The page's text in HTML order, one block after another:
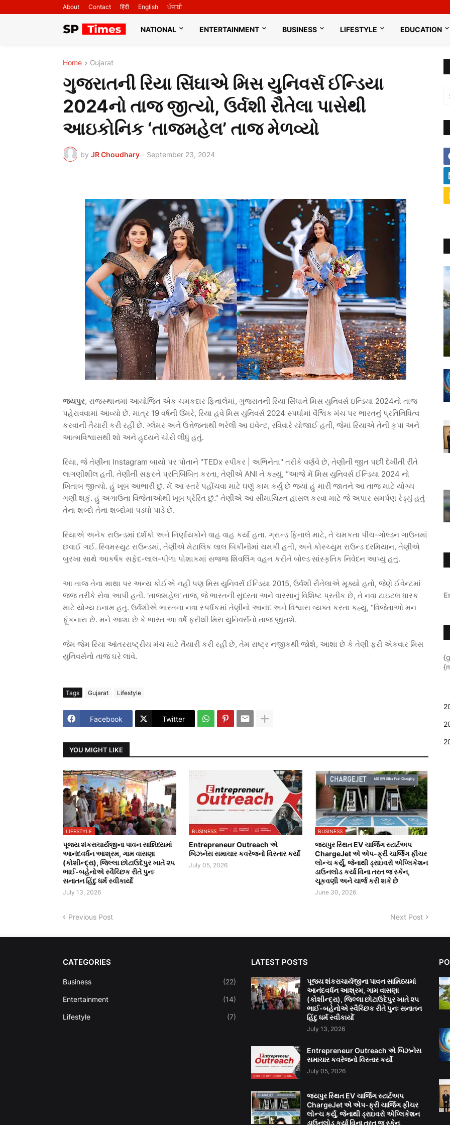
About Contact हिंदी English ਪੰਜਾਬੀ
NATIONAL ENTERTAINMENT BUSINESS LIFESTYLE EDUCATION
Home Gujarat
ગુજરાતની રિયા સિંઘાએ મિસ યુનિવર્સ ઈન્ડિયા
2024નો તાજ જીત્યો, ઉર્વશી રૌતેલા પાસેથી
આઇકોનિક ‘તાજમહેલ’ તાજ મેળવ્યો
by JR Choudhary - September 23, 2024
જયપુર, રાજસ્થાનમાં આયોજિત એક ચમકદાર ફિનાલેમાં, ગુજરાતની રિયા સિંઘાને મિસ યુનિવર્સ ઇન્ડિયા 2024નો તાજ
પહેરાવવામાં આવ્યો છે. માત્ર 19 વર્ષની ઉંમરે, રિયા હવે મિસ યુનિવર્સ 2024 સ્પર્ધામાં વૈશ્વિક મંચ પર ભારતનું પ્રતિનિધિત્વ
કરવાની તૈયારી કરી રહી છે. ગ્લેમર અને ઉત્તેજનાથી ભરેલી આ ઇવેન્ટ, રવિવારે યોજાઈ હતી, જેમાં રિયાએ તેની કૃપા અને
આત્મવિશ્વાસથી શો અને હૃદયને ચોરી લીધું હતું.
રિયા, જે તેણીના Instagram બાયો પર પોતાને "TEDx સ્પીકર | અભિનેતા" તરીકે વર્ણવે છે, તેણીની જીત પછી દેખીતી રીતે
લાગણીશીલ હતી. તેણીની સફરને પ્રતિબિંબિત કરતા, તેણીએ ANI ને કહ્યું, “આજે મેં મિસ યુનિવર્સ ઈન્ડિયા 2024 નો
ખિતાબ જીત્યો. હું ખૂબ આભારી છું. મેં આ સ્તરે પહોંચવા માટે ઘણું કામ કર્યું છે જ્યાં હું મારી જાતને આ તાજ માટે યોગ્ય
ગણી શકું. હું અગાઉના વિજેતાઓથી ખૂબ પ્રેરિત છું.” તેણીએ આ સીમાચિહ્ન હાંસલ કરવા માટે જે અપાર સમર્પણ રેડ્યું હતું
તેના શબ્દો તેના શબ્દોમાં પડઘો પાડે છે.
રિયાએ અનેક રાઉન્ડમાં દર્શકો અને નિર્ણાયકોને વાહ વાહ કર્યા હતા. ગ્રાન્ડ ફિનાલે માટે, તે ચમકતા પીચ-ગોલ્ડન ગાઉનમાં
છવાઈ ગઈ. સ્વિમસ્યુટ રાઉન્ડમાં, તેણીએ મેટાલિક લાલ બિકીનીમાં ચમકી હતી, અને કોસ્ચ્યુમ રાઉન્ડ દરમિયાન, તેણીએ
બુરખા સાથે આકર્ષક સફેદ-લાલ-પીળા પોશાકમાં સજ્જ શિવલિંગ વહન કરીને બોલ્ડ સાંસ્કૃતિક નિવેદન આપ્યું હતું.
આ તાજ તેના માથા પર અન્ય કોઈએ નહીં પણ મિસ યુનિવર્સ ઈન્ડિયા 2015, ઉર્વશી રૌતેલાએ મૂક્યો હતો, જેણે ઈવેન્ટમાં
જજ તરીકે સેવા આપી હતી. 'તાજમહેલ' તાજ, જે ભારતની સુંદરતા અને વારસાનું વિશિષ્ટ પ્રતીક છે, તે નવા ટાઇટલ ધારક
માટે યોગ્ય ઇનામ હતું. ઉર્વશીએ ભારતના નવા સ્પર્ધકમાં તેણીનો આનંદ અને વિશ્વાસ વ્યક્ત કરતા કહ્યું, “વિજેતાઓ મન
ફૂંકનારા છે. મને આશા છે કે ભારત આ વર્ષે ફરીથી મિસ યુનિવર્સનો તાજ જીતશે.
જેમ જેમ રિયા આંતરરાષ્ટ્રીય મંચ માટે તૈયારી કરી રહી છે, તેમ રાષ્ટ્ર નજીકથી જોશે, આશા છે કે તેણી ફરી એકવાર મિસ
યુનિવર્સનો તાજ ઘરે લાવે.
Tags Gujarat Lifestyle
Facebook Twitter
YOU MIGHT LIKE
LIFESTYLE
પૂજ્ય શંકરાચાર્યજીના પાવન સાન્નિધ્યમાં
આનંદવર્ધન આશ્રમ, ગામ વાસણા
(કોશીન્દ્રા), જિલ્લા છોટાઉદેપુર ખાતે ૨૫
ભાઈ-બહેનોએ સ્વૈચ્છિક રીતે પુનઃ
સનાતન હિંદુ ધર્મ સ્વીકાર્યો
July 13, 2026
BUSINESS
Entrepreneur Outreach એ
બિઝનેસ સમાચાર કવરેજનો વિસ્તાર કર્યો
July 05, 2026
BUSINESS
જયપુર સ્થિત EV ચાર્જિંગ સ્ટાર્ટઅપ
ChargeJet એ એપ-ફ્રી ચાર્જિંગ ફીચર
લોન્ચ કર્યું, જેનાથી ડ્રાઇવરો એપ્લિકેશન
ડાઉનલોડ કર્યા વિના તરત જ સ્કેન,
ચૂકવણી અને ચાર્જ કરી શકે છે
June 30, 2026
Previous Post Next Post
CATEGORIES
Business (22)
Entertainment (14)
Lifestyle (7)
LATEST POSTS
પૂજ્ય શંકરાચાર્યજીના પાવન સાન્નિધ્યમાં
આનંદવર્ધન આશ્રમ, ગામ વાસણા
(કોશીન્દ્રા), જિલ્લા છોટાઉદેપુર ખાતે ૨૫
ભાઈ-બહેનોએ સ્વૈચ્છિક રીતે પુનઃ સનાતન
હિંદુ ધર્મ સ્વીકાર્યો
July 13, 2026
Entrepreneur Outreach એ બિઝનેસ
સમાચાર કવરેજનો વિસ્તાર કર્યો
July 05, 2026
જયપુર સ્થિત EV ચાર્જિંગ સ્ટાર્ટઅપ
ChargeJet એ એપ-ફ્રી ચાર્જિંગ ફીચર
લોન્ચ કર્યું, જેનાથી ડ્રાઇવરો એપ્લિકેશન
ડાઉનલોડ કર્યા વિના તરત જ સ્કેન,